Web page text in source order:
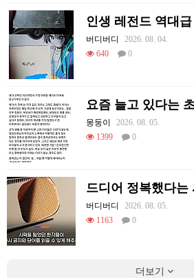
인생 레전드 역대
버디버디
2026. 08. 04.
640
0
몽둥이
2026. 08. 05.
1399
0
드디어 정복했다는
버디버디
2026. 08. 05.
1163
0
더보기